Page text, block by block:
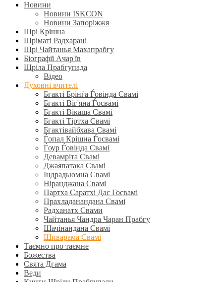
Новини
Новини ISKCON
Новини Запоріжжя
Шрі Крішна
Шріматі Радхарані
Шрі Чайтанья Махапрабгу
Біографії Ачар'їв
Шріла Прабгупада
Відео
Духовні вчителі
Бгакті Брінѓа Ѓовінда Свамі
Бгакті Віг'яна Ѓосвамі
Бгакті Вікаша Свамі
Бгакті Тіртха Свамі
Бгактівайбхава Свамі
Ѓопал Крішна Ѓосвамі
Ѓоур Ѓовінда Свамі
Девамріта Свамі
Джаяпатака Свамі
Індрадьюмна Свамі
Ніранджана Свамі
Партха Саратхі Дас Госвамі
Прахладанандана Свамі
Радханатх Свами
Чайтанья Чандра Чаран Прабгу
Шачінандана Свамі
Шиварама Свамі
Таємно про таємне
Божества
Свята Дгама
Веди